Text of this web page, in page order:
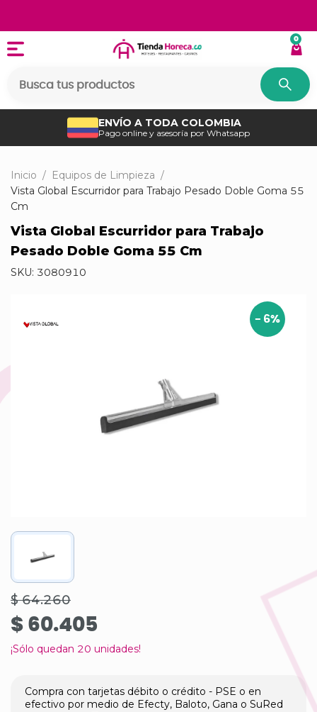
0
ENVÍO A TODA COLOMBIA
Pago online y asesoría por Whatsapp
Inicio / Equipos de Limpieza /
Vista Global Escurridor para Trabajo Pesado Doble Goma 55
Cm
Vista Global Escurridor para Trabajo
Pesado Doble Goma 55 Cm
SKU: 3080910
- 6%
¡Sólo quedan 20 unidades!
$ 64.260
$ 60.405
Compra con tarjetas débito o crédito - PSE o en
efectivo por medio de Efecty, Baloto, Gana o SuRed